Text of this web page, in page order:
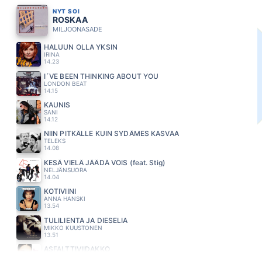
NYT SOI
ROSKAA
MILJOONASADE
HALUUN OLLA YKSIN
IRINA
14.23
I´VE BEEN THINKING ABOUT YOU
LONDON BEAT
14.15
KAUNIS
SANI
14.12
NIIN PITKÄLLE KUIN SYDÄMES KASVAA
TELEKS
14.08
KESÄ VIELÄ JÄÄDÄ VOIS (feat. Stig)
NELJÄNSUORA
14.04
KOTIVIINI
ANNA HANSKI
13.54
TULILIENTA JA DIESELIA
MIKKO KUUSTONEN
13.51
ASFALTTIVIIDAKKO